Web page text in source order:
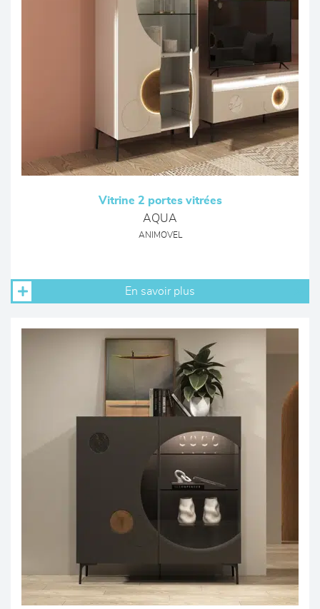
Vitrine 2 portes vitrées
AQUA
ANIMOVEL
En savoir plus